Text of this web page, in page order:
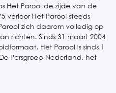
Het Parool de zijde van de
verloor Het Parool steeds
zich daarom volledig op
richten. Sinds 31 maart 2004
Het Parool is sinds 1
Persgroep Nederland, het